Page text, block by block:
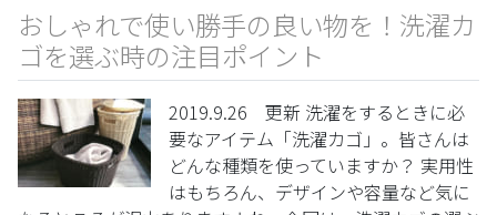
おしゃれで使い勝手の良い物を！洗濯カ
ゴを選ぶ時の注目ポイント
2019.9.26 更新 洗濯をするときに必
要なアイテム「洗濯カゴ」。皆さんは
どんな種類を使っていますか？ 実用性
はもちろん、デザインや容量など気に